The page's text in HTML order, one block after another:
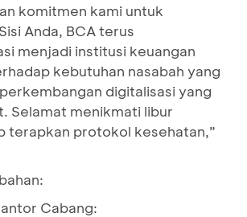
komitmen kami untuk
Anda, BCA terus
menjadi institusi keuangan
kebutuhan nasabah yang
digitalisasi yang
Selamat menikmati libur
terapkan protokol kesehatan,”
Cabang: